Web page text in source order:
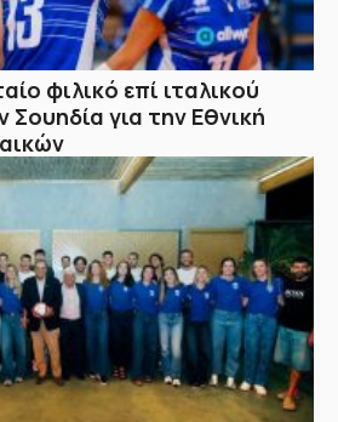
φιλικό επί ιταλικού
για την Εθνική